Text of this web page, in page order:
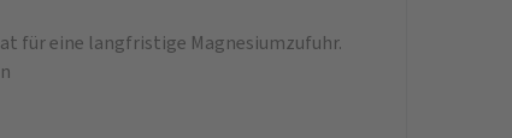
für eine langfristige Magnesiumzufuhr.